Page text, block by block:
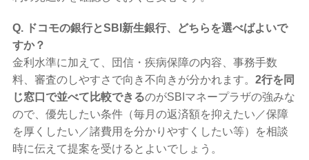
Q. ドコモの銀行とSBI新生銀行、どちらを選べばよいで
すか？
金利水準に加えて、団信・疾病保障の内容、事務手数
料、審査のしやすさで向き不向きが分かれます。2行を同
じ窓口で並べて比較できるのがSBIマネープラザの強みな
ので、優先したい条件（毎月の返済額を抑えたい／保障
を厚くしたい／諸費用を分かりやすくしたい等）を相談
時に伝えて提案を受けるとよいでしょう。